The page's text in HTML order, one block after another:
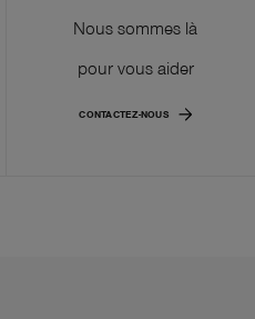
Nous sommes là
pour vous aider
CONTACTEZ-NOUS